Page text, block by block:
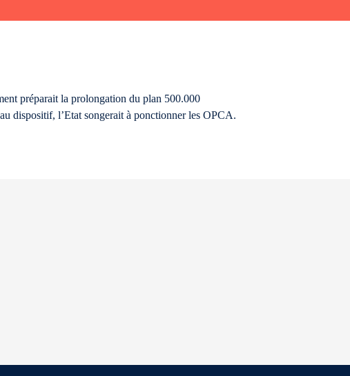
préparait la prolongation du plan 500.000
dispositif, l’Etat songerait à ponctionner les OPCA.